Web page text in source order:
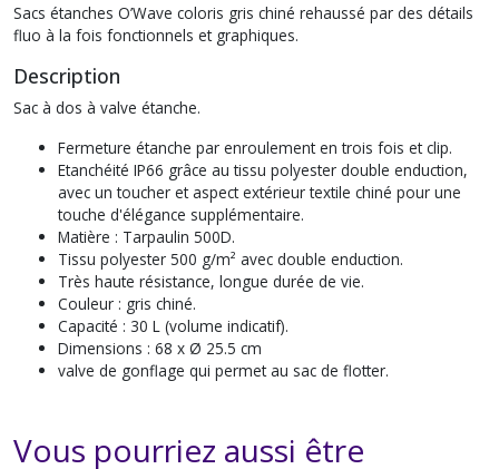
Sacs étanches O’Wave coloris gris chiné rehaussé par des détails
fluo à la fois fonctionnels et graphiques.
Description
Sac à dos à valve étanche.
Fermeture étanche par enroulement en trois fois et clip.
Etanchéité IP66 grâce au tissu polyester double enduction,
avec un toucher et aspect extérieur textile chiné pour une
touche d'élégance supplémentaire.
Matière : Tarpaulin 500D.
Tissu polyester 500 g/m² avec double enduction.
Très haute résistance, longue durée de vie.
Couleur : gris chiné.
Capacité : 30 L (volume indicatif).
Dimensions : 68 x Ø 25.5 cm
valve de gonflage qui permet au sac de flotter.
Vous pourriez aussi être